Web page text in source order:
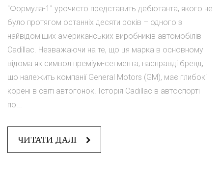
"Формула-1" урочисто представить дебютанта, якого не
було протягом останніх десяти років – одного з
найвідоміших американських виробників автомобілів
Cadillac. Незважаючи на те, що ця марка в основному
відома як символ преміум-сегмента, насправді бренд,
що належить компанії General Motors (GM), має глибокі
корені в світі автогонок. Історія Cadillac в автоспорті
по...
ЧИТАТИ ДАЛІ